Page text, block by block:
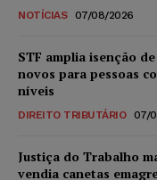
NOTÍCIAS 07/08/2026
STF amplia isenção
novos para pessoas
níveis
DIREITO TRIBUTÁRIO 07/
Justiça do Trabalho
vendia canetas